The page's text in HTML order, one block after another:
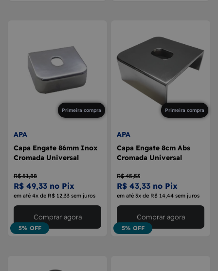
Primeira compra
APA
Capa Engate 86mm Inox
Cromada Universal
R$ 51,88
R$ 49,33 no Pix
em até 4x de R$ 12,33 sem juros
5% OFF
Comprar agora
Primeira compra
APA
Capa Engate 8cm Abs
Cromada Universal
R$ 45,53
R$ 43,33 no Pix
em até 3x de R$ 14,44 sem juros
5% OFF
Comprar agora